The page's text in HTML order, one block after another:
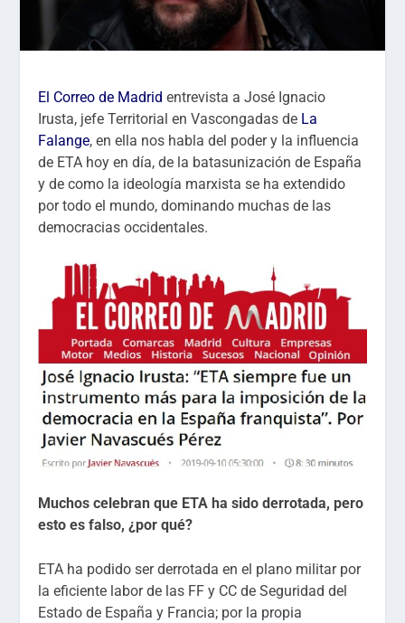
El Correo de Madrid entrevista a José Ignacio
Irusta, jefe Territorial en Vascongadas de La
Falange, en ella nos habla del poder y la influencia
de ETA hoy en día, de la batasunización de España
y de como la ideología marxista se ha extendido
por todo el mundo, dominando muchas de las
democracias occidentales.
Muchos celebran que ETA ha sido derrotada, pero
esto es falso, ¿por qué?
ETA ha podido ser derrotada en el plano militar por
la eficiente labor de las FF y CC de Seguridad del
Estado de España y Francia; por la propia